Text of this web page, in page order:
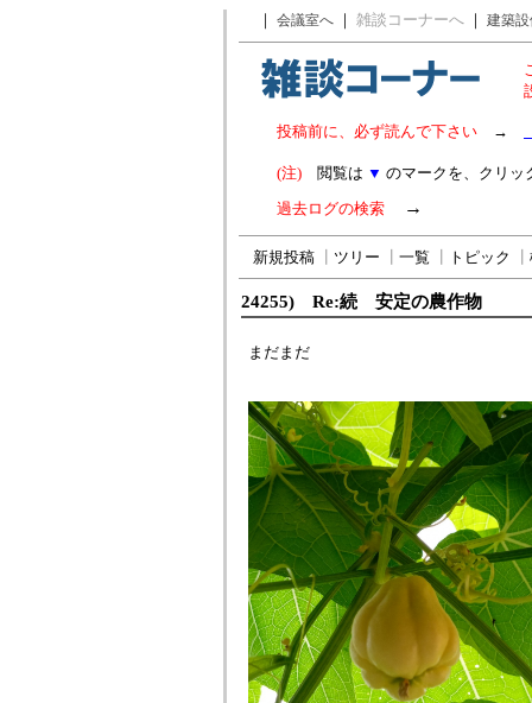
｜ 会議室へ ｜ 雑談コーナーへ ｜ 建築
投稿前に、必ず読んで下さい →
(注) 閲覧は ▼ のマークを、クリッ
過去ログの検索 →
新規投稿 ツリー 一覧 トピック
24255) Re:続 安定の農作物
まだまだ